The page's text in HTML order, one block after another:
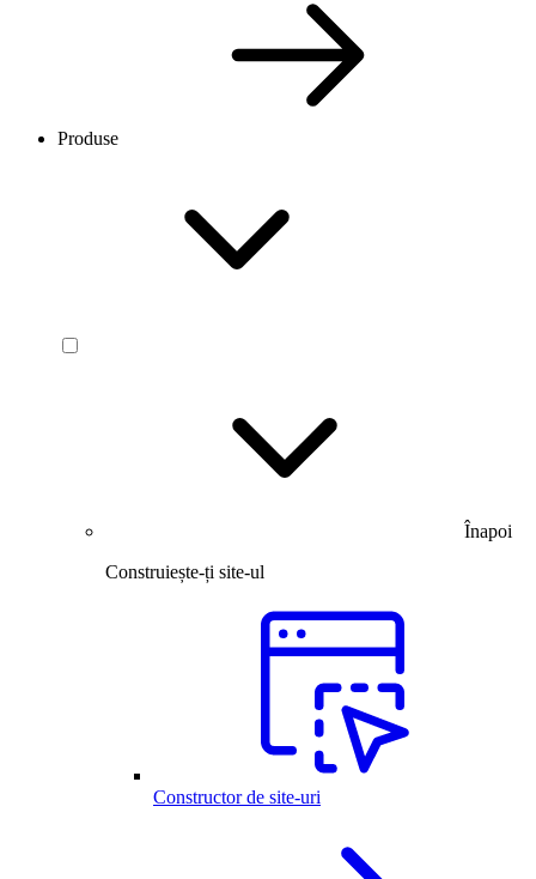
Produse
Înapoi
Construiește-ți site-ul
Constructor de site-uri